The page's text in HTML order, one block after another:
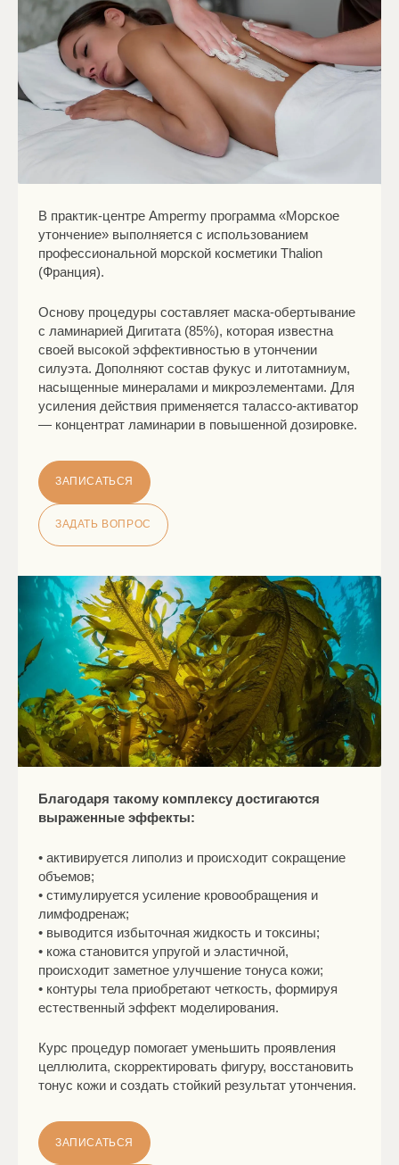
Благодаря такому комплексу достигаются
выраженные эффекты:
• активируется липолиз и происходит сокращение
объемов;
• стимулируется усиление кровообращения и
лимфодренаж;
• выводится избыточная жидкость и токсины;
• кожа становится упругой и эластичной,
происходит заметное улучшение тонуса кожи;
• контуры тела приобретают четкость, формируя
естественный эффект моделирования.
Курс процедур помогает уменьшить проявления
целлюлита, скорректировать фигуру, восстановить
тонус кожи и создать стойкий результат утончения.
ЗАПИСАТЬСЯ
В практик-центре Ampermy программа «Морское
утончение» выполняется с использованием
профессиональной морской косметики Thalion
(Франция).
Основу процедуры составляет маска-обертывание
с ламинарией Дигитата (85%), которая известна
своей высокой эффективностью в утончении
силуэта. Дополняют состав фукус и литотамниум,
насыщенные минералами и микроэлементами. Для
усиления действия применяется талассо-активатор
— концентрат ламинарии в повышенной дозировке.
ЗАПИСАТЬСЯ
ЗАДАТЬ ВОПРОС